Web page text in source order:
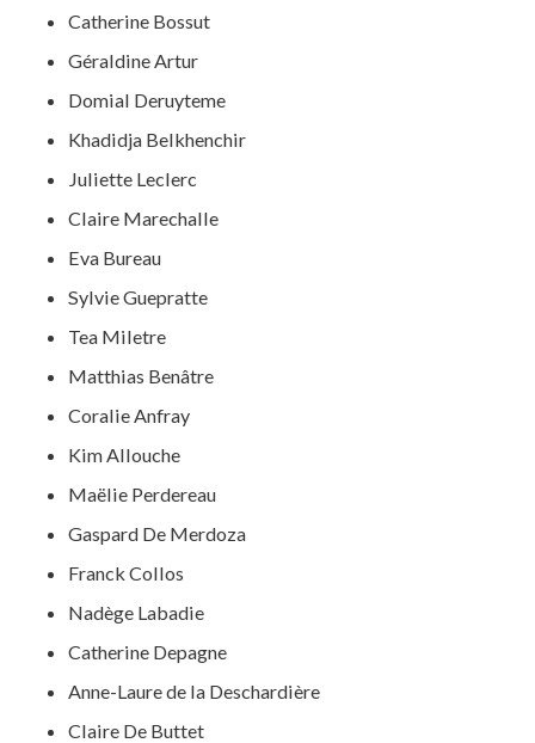
Catherine Bossut
Géraldine Artur
Domial Deruyteme
Khadidja Belkhenchir
Juliette Leclerc
Claire Marechalle
Eva Bureau
Sylvie Guepratte
Tea Miletre
Matthias Benâtre
Coralie Anfray
Kim Allouche
Maëlie Perdereau
Gaspard De Merdoza
Franck Collos
Nadège Labadie
Catherine Depagne
Anne-Laure de la Deschardière
Claire De Buttet